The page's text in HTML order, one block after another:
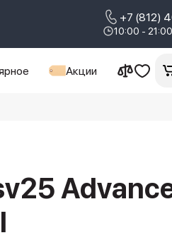
+7 (812)
10:00 - 21:00
Акции